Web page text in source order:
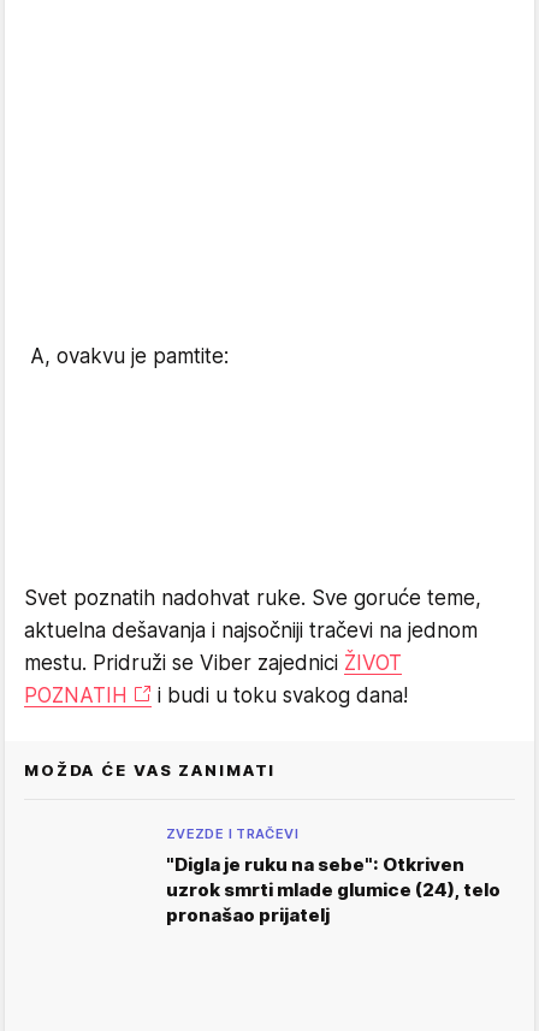
A, ovakvu je pamtite:
Svet poznatih nadohvat ruke. Sve goruće teme,
aktuelna dešavanja i najsočniji tračevi na jednom
mestu. Pridruži se Viber zajednici ŽIVOT
POZNATIH
i budi u toku svakog dana!
MOŽDA ĆE VAS ZANIMATI
ZVEZDE I TRAČEVI
"Digla je ruku na sebe": Otkriven
uzrok smrti mlade glumice (24), telo
pronašao prijatelj